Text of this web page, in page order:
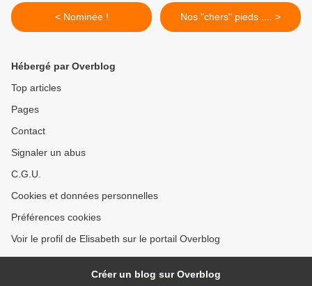
< Nominée ! Nos "chers" pieds .... >
Hébergé par Overblog
Top articles
Pages
Contact
Signaler un abus
C.G.U.
Cookies et données personnelles
Préférences cookies
Voir le profil de Elisabeth sur le portail Overblog
Créer un blog sur Overblog